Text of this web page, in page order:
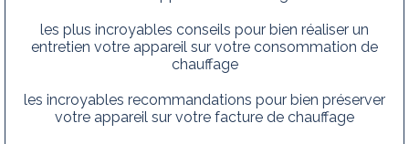
les plus incroyables conseils pour bien réaliser un
entretien votre appareil sur votre consommation de
chauffage
les incroyables recommandations pour bien préserver
votre appareil sur votre facture de chauffage